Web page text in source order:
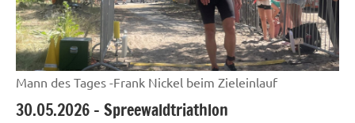
Mann des Tages -Frank Nickel beim Zieleinlauf
30.05.2026 – Spreewaldtriathlon